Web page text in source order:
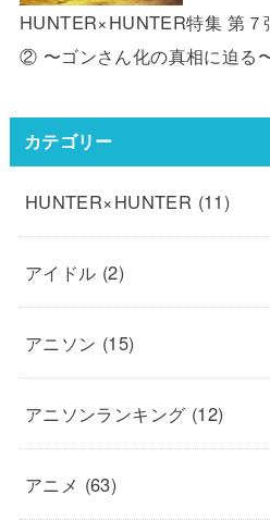
HUNTER×HUNTER特集 第７
② 〜ゴンさん化の真相に迫る
カテゴリー
HUNTER×HUNTER (11)
アイドル (2)
アニソン (15)
アニソンランキング (12)
アニメ (63)